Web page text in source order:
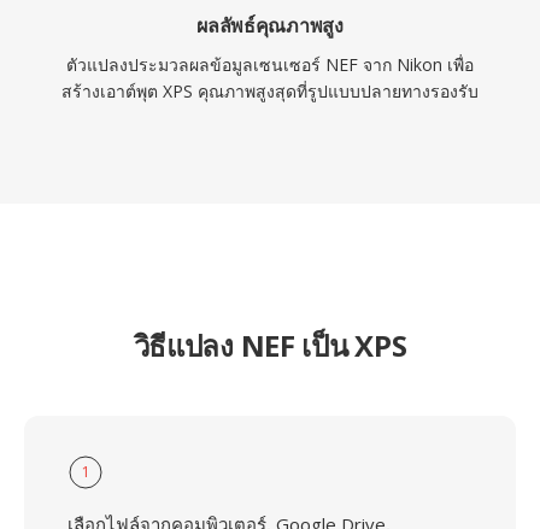
ผลลัพธ์คุณภาพสูง
ตัวแปลงประมวลผลข้อมูลเซนเซอร์ NEF จาก Nikon เพื่อ
สร้างเอาต์พุต XPS คุณภาพสูงสุดที่รูปแบบปลายทางรองรับ
วิธีแปลง NEF เป็น XPS
1
เลือกไฟล์จากคอมพิวเตอร์, Google Drive,